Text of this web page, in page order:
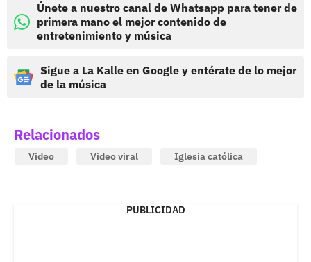
Únete a nuestro canal de Whatsapp para tener de
primera mano el mejor contenido de
entretenimiento y música
Sigue a La Kalle en Google y entérate de lo mejor
de la música
Relacionados
Video Video viral Iglesia católica
PUBLICIDAD